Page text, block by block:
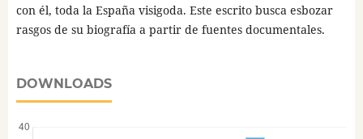
con él, toda la España visigoda. Este escrito busca esbozar
rasgos de su biografía a partir de fuentes documentales.
DOWNLOADS